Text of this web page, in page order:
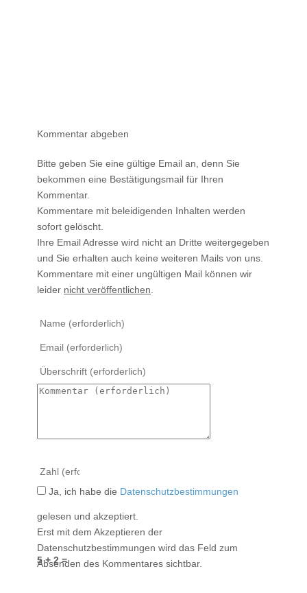
Kommentar abgeben
Bitte geben Sie eine gültige Email an, denn Sie
bekommen eine Bestätigungsmail für Ihren
Kommentar.
Kommentare mit beleidigenden Inhalten werden
sofort gelöscht.
Ihre Email Adresse wird nicht an Dritte weitergegeben
und Sie erhalten auch keine weiteren Mails von uns.
Kommentare mit einer ungültigen Mail können wir
leider nicht veröffentlichen
5 + 2 =
Ja, ich habe die Datenschutzbestimmungen
gelesen und akzeptiert.
Erst mit dem Akzeptieren der
Datenschutzbestimmungen wird das Feld zum
Absenden des Kommentares sichtbar.